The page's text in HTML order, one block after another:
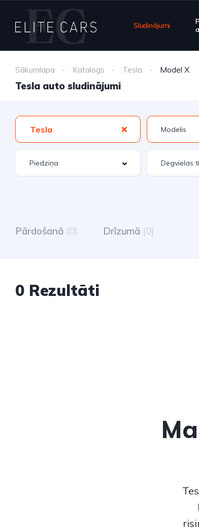
Sludinājumi
Sākumlapa Katalogs Tesla Model X
Tesla auto sludinājumi
Tesla
Pārdošanā (0) Drīzumā (0)
0 Rezultāti